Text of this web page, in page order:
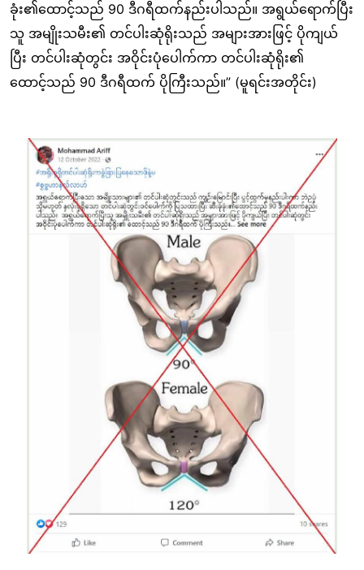
ခုံး၏ထောင့်သည် 90 ဒီဂရီထက်နည်းပါသည်။ အရွယ်ရောက်ပြီး
သူ အမျိုးသမီး၏ တင်ပါးဆုံရိုးသည် အများအားဖြင့် ပိုကျယ်
ပြီး တင်ပါးဆုံတွင်း အဝိုင်းပုံပေါက်ကာ တင်ပါးဆုံရိုး၏
ထောင့်သည် 90 ဒီဂရီထက် ပိုကြီးသည်။” (မူရင်းအတိုင်း)
Image